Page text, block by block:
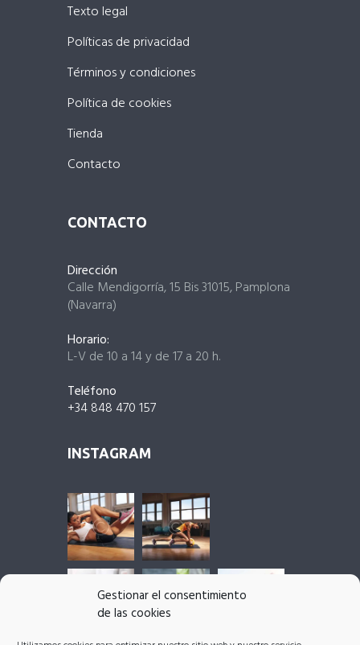
Gestionar el consentimiento
de las cookies
Texto legal
Políticas de privacidad
Términos y condiciones
Política de cookies
Tienda
Contacto
CONTACTO
Dirección
Calle Mendigorría, 15 Bis 31015, Pamplona
(Navarra)
Horario:
L-V de 10 a 14 y de 17 a 20 h.
Teléfono
+34 848 470 157
INSTAGRAM